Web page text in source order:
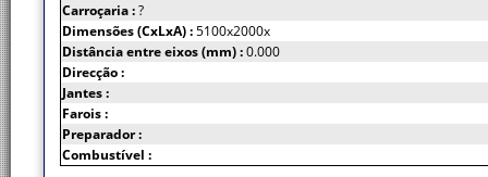
Carroçaria :?
Dimensões (CxLxA) :5100x2000x
Distância entre eixos (mm) :0.000
Direcção :
Jantes :
Farois :
Preparador :
Combustível :